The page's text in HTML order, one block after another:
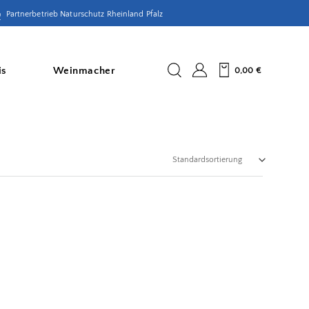
Partnerbetrieb Naturschutz Rheinland Pfalz
Weinmacher 0,00 €